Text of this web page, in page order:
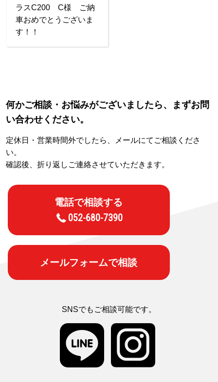
ラスC200 C様 ご納
車おめでとうございま
す！！
何かご相談・お悩みがございましたら、まずお問
い合わせください。
定休日・営業時間外でしたら、メールにてご相談くださ
い。
確認後、折り返しご連絡させていただきます。
電話で相談する
052-680-7390
メールフォームで相談
SNSでもご相談可能です。